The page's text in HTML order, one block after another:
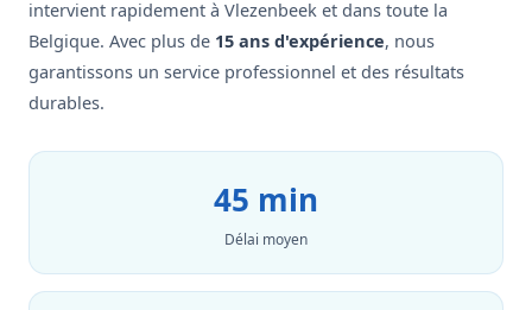
intervient rapidement à Vlezenbeek et dans toute la
Belgique. Avec plus de 15 ans d'expérience, nous
garantissons un service professionnel et des résultats
durables.
45 min
Délai moyen